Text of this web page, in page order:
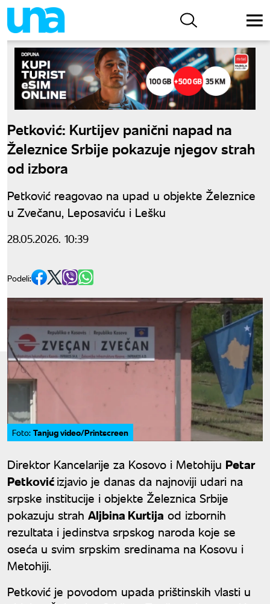
Petković: Kurtijev panični napad na
Železnice Srbije pokazuje njegov strah
od izbora
Petković reagovao na upad u objekte Železnice
u Zvečanu, Leposaviću i Lešku
28.05.2026. 10:39
Podeli:
Foto: Tanjug video/Printscreen
Direktor Kancelarije za Kosovo i Metohiju Petar
Petkovićizjavio je danas da najnoviji udari na
srpske institucije i objekte Železnica Srbije
pokazuju strah Aljbina Kurtija od izbornih
rezultata i jedinstva srpskog naroda koje se
oseća u svim srpskim sredinama na Kosovu i
Metohiji.
Petković je povodom upada prištinskih vlasti u